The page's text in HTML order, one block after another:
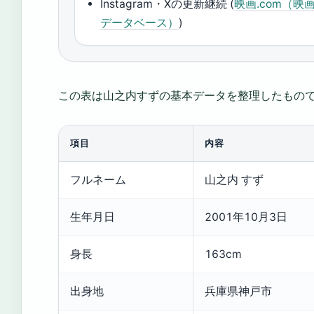
Instagram・Xの更新継続 (映画.com（映
データベース） )
この表は山之内すずの基本データを整理したもので
項目 内容
フルネーム 山之内 すず
生年月日 2001年10月3日
身長 163cm
出身地 兵庫県神戸市